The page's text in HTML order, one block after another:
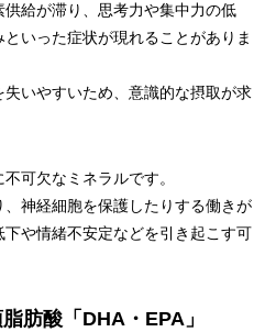
給が滞り、思考力や集中力の低
いった症状が現れることがありま
いやすいため、意識的な摂取が求
可欠なミネラルです。
神経細胞を保護したりする働きが
や情緒不安定などを引き起こす可
肪酸「DHA・EPA」